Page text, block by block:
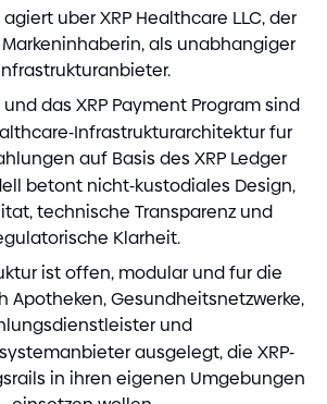
uber XRP Healthcare LLC, der
als unabhangiger
und das XRP Payment Program sind
-Infrastrukturarchitektur fur
auf Basis des XRP Ledger
betont nicht-kustodiales Design,
technische Transparenz und
Klarheit.
ist offen, modular und fur die
Apotheken, Gesundheitsnetzwerke,
und
ausgelegt, die XRP-
in ihren eigenen Umgebungen